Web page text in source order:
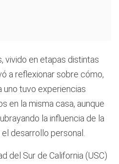
vivido en etapas distintas
a reflexionar sobre cómo,
uno tuvo experiencias
en la misma casa, aunque
la influencia de la
desarrollo personal.
del Sur de California (USC)